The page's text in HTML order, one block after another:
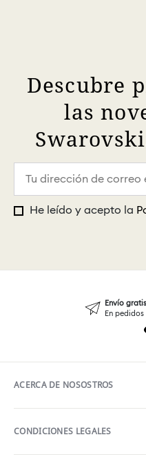
Descubre
las
He leído y acepto la
Envío gratis
En
ACERCA DE NOSOSTROS
CONDICIONES LEGALES